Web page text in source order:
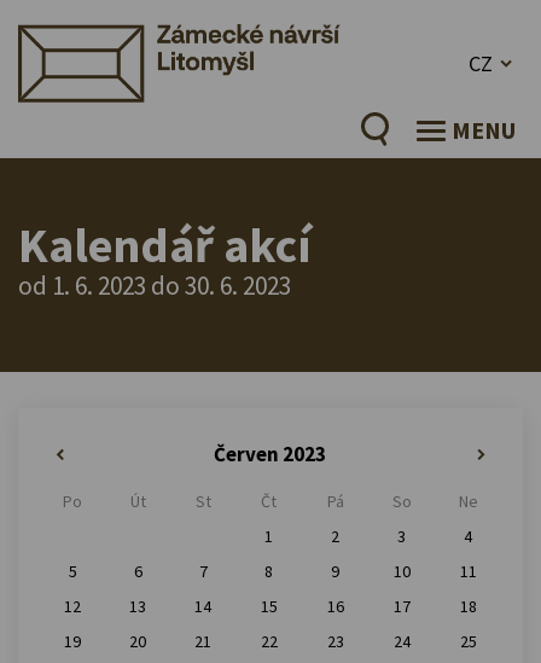
CZ
MENU
Kalendář akcí
od 1. 6. 2023 do 30. 6. 2023
Červen 2023
Po Út St Čt Pá So
Ne
1
2 3
4
5
6 7 8 9 10
11
12
13 14 15 16 17
18
19
20 21 22 23 24
25